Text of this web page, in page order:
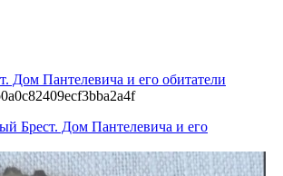
Дом Пантелевича и его обитатели
Брест. Дом Пантелевича и его